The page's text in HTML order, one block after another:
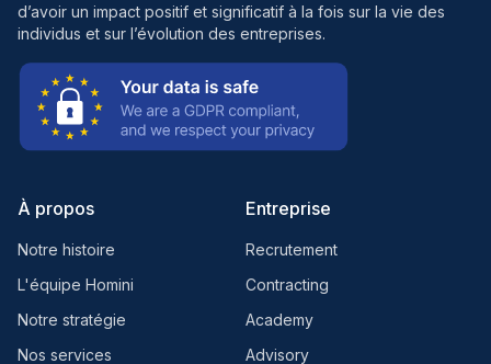
d’avoir un impact positif et significatif à la fois sur la vie des
individus et sur l’évolution des entreprises.
À propos
Notre histoire
L'équipe Homini
Notre stratégie
Nos services
Entreprise
Recrutement
Contracting
Academy
Advisory